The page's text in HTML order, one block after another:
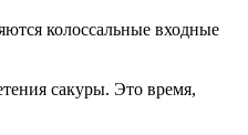
колоссальные входные
сакуры. Это время,